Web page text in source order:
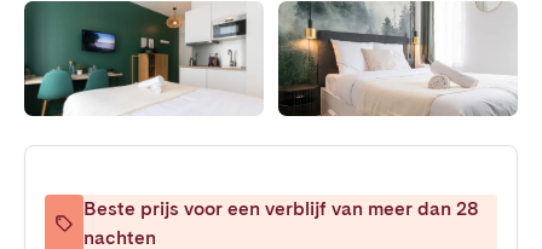
Beste prijs voor een verblijf van meer dan 28
nachten